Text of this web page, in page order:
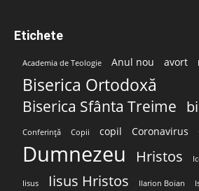
Etichete
Academia de Teologie Anul nou avort
Biserica Ortodoxă
Biserica Sfânta Treime
Conferință Copii copil Coronavirus
Dumnezeu Hristos
Iisus Iisus Hristos Ilarion Boian